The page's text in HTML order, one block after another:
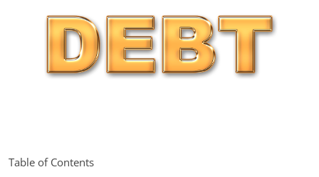
Table of Contents